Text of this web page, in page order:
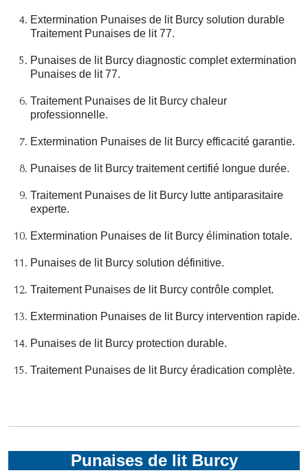
Extermination Punaises de lit Burcy solution durable
Traitement Punaises de lit 77.
Punaises de lit Burcy diagnostic complet extermination
Punaises de lit 77.
Traitement Punaises de lit Burcy chaleur
professionnelle.
Extermination Punaises de lit Burcy efficacité garantie.
Punaises de lit Burcy traitement certifié longue durée.
Traitement Punaises de lit Burcy lutte antiparasitaire
experte.
Extermination Punaises de lit Burcy élimination totale.
Punaises de lit Burcy solution définitive.
Traitement Punaises de lit Burcy contrôle complet.
Extermination Punaises de lit Burcy intervention rapide.
Punaises de lit Burcy protection durable.
Traitement Punaises de lit Burcy éradication complète.
Punaises de lit Burcy